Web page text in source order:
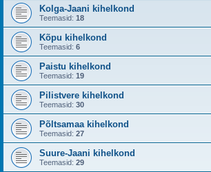
Kolga-Jaani kihelkond
Teemasid: 18
Kõpu kihelkond
Teemasid: 6
Paistu kihelkond
Teemasid: 19
Pilistvere kihelkond
Teemasid: 30
Põltsamaa kihelkond
Teemasid: 27
Suure-Jaani kihelkond
Teemasid: 29